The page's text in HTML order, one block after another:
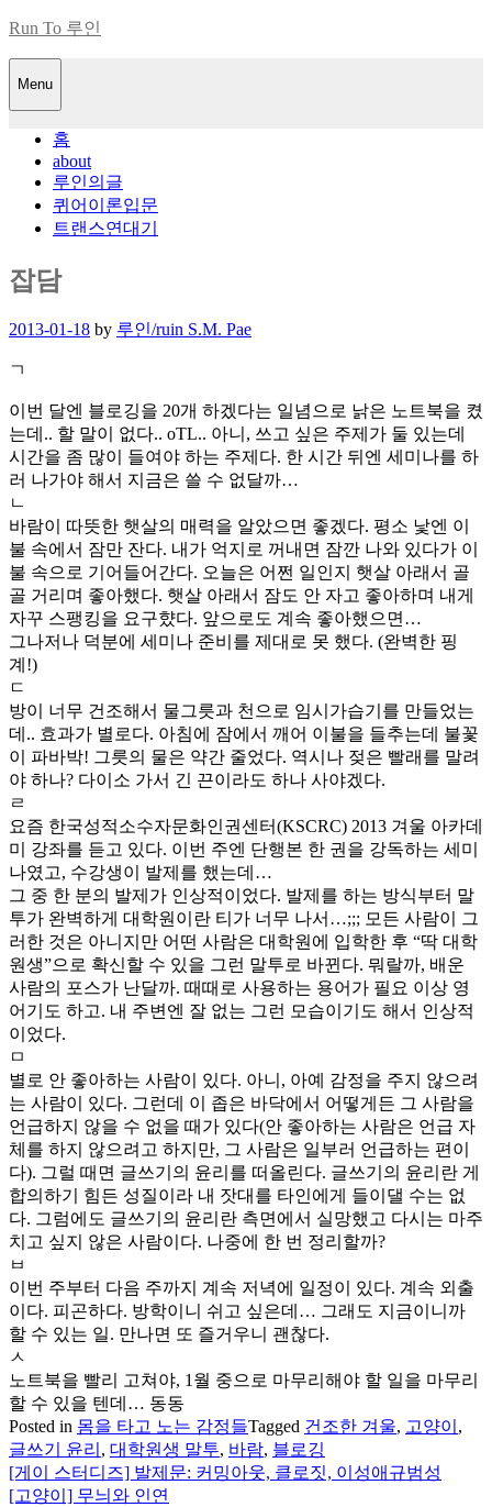
Skip
content
Run To 루인
Menu
홈
about
루인의글
퀴어이론입문
트랜스연대기
잡담
Posted
2013-01-18 by 루인/ruin S.M. Pae
ㄱ
이번 달엔 블로깅을 20개 하겠다는 일념으로 낡은 노트북을 켰
는데.. 할 말이 없다.. oTL.. 아니, 쓰고 싶은 주제가 둘 있는데
시간을 좀 많이 들여야 하는 주제다. 한 시간 뒤엔 세미나를 하
러 나가야 해서 지금은 쓸 수 없달까…
ㄴ
바람이 따뜻한 햇살의 매력을 알았으면 좋겠다. 평소 낯엔 이
불 속에서 잠만 잔다. 내가 억지로 꺼내면 잠깐 나와 있다가 이
불 속으로 기어들어간다. 오늘은 어쩐 일인지 햇살 아래서 골
골 거리며 좋아했다. 햇살 아래서 잠도 안 자고 좋아하며 내게
자꾸 스팽킹을 요구햤다. 앞으로도 계속 좋아했으면…
그나저나 덕분에 세미나 준비를 제대로 못 했다. (완벽한 핑
계!)
ㄷ
방이 너무 건조해서 물그릇과 천으로 임시가습기를 만들었는
데.. 효과가 별로다. 아침에 잠에서 깨어 이불을 들추는데 불꽃
이 파바박! 그릇의 물은 약간 줄었다. 역시나 젖은 빨래를 말려
야 하나? 다이소 가서 긴 끈이라도 하나 사야겠다.
ㄹ
요즘 한국성적소수자문화인권센터(KSCRC) 2013 겨울 아카데
미 강좌를 듣고 있다. 이번 주엔 단행본 한 권을 강독하는 세미
나였고, 수강생이 발제를 했는데…
그 중 한 분의 발제가 인상적이었다. 발제를 하는 방식부터 말
투가 완벽하게 대학원이란 티가 너무 나서…;;; 모든 사람이 그
러한 것은 아니지만 어떤 사람은 대학원에 입학한 후 “딱 대학
원생”으로 확신할 수 있을 그런 말투로 바뀐다. 뭐랄까, 배운
사람의 포스가 난달까. 때때로 사용하는 용어가 필요 이상 영
어기도 하고. 내 주변엔 잘 없는 그런 모습이기도 해서 인상적
이었다.
ㅁ
별로 안 좋아하는 사람이 있다. 아니, 아예 감정을 주지 않으려
는 사람이 있다. 그런데 이 좁은 바닥에서 어떻게든 그 사람을
언급하지 않을 수 없을 때가 있다(안 좋아하는 사람은 언급 자
체를 하지 않으려고 하지만, 그 사람은 일부러 언급하는 편이
다). 그럴 때면 글쓰기의 윤리를 떠올린다. 글쓰기의 윤리란 게
합의하기 힘든 성질이라 내 잣대를 타인에게 들이댈 수는 없
다. 그럼에도 글쓰기의 윤리란 측면에서 실망했고 다시는 마주
치고 싶지 않은 사람이다. 나중에 한 번 정리할까?
ㅂ
이번 주부터 다음 주까지 계속 저녁에 일정이 있다. 계속 외출
이다. 피곤하다. 방학이니 쉬고 싶은데… 그래도 지금이니까
할 수 있는 일. 만나면 또 즐거우니 괜찮다.
ㅅ
노트북을 빨리 고쳐야, 1월 중으로 마무리해야 할 일을 마무리
할 수 있을 텐데… 동동
Posted in 몸을 타고 노는 감정들Tagged 건조한 겨울, 고양이 ,
글쓰기 윤리 , 대학원생 말투, 바람, 블로깅
글
[게이 스터디즈] 발제문: 커밍아웃, 클로짓, 이성애규범성
[고양이] 무늬와 인연